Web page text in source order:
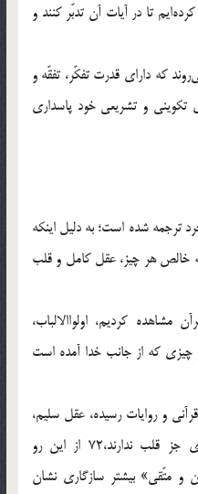
تا در آيات آن تدبّر كنند و
كه داراى قدرت تفكّر، تفقّه و
تكوينى و تشريعى خود پاسدارى
ترجمه شده است؛ به دليل اينكه
خالص هر چيز، عقل كامل و قلب
مشاهده كرديم، اولواالالباب،
كه از جانب خدا آمده است
و روايات رسيده، عقل سليم،
حكمت، ايمان و تذكّر، محل استقرارى جز قلب ندارند،72 از اين رو
و متّقى» بيشتر سازگارى نشان